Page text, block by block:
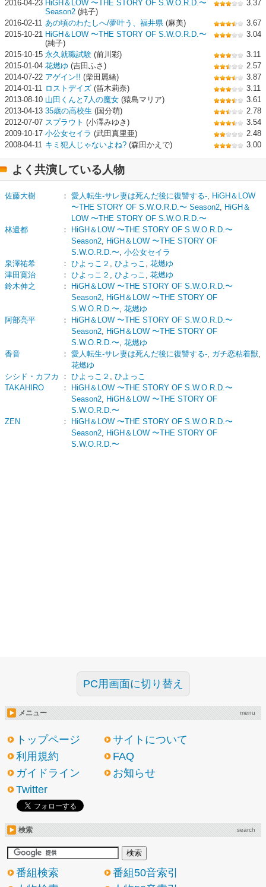
2016-04-23 HiGH＆LOW 〜THE STORY OF S.W.O.R.D.〜
Season2 (純子)
3.37
2016-02-11 あの頃のわたしへ/夢叶う、福井県 (麻美)
3.67
2015-10-21 HiGH＆LOW 〜THE STORY OF S.W.O.R.D.〜
(純子)
3.04
2015-10-15 永久就職試験 (前川彩)
3.11
2015-01-04 花燃ゆ (吉田ふさ)
2.57
2014-07-22 アゲイン!! (柴田麗緒)
3.87
2014-01-11 ロストデイズ (笛木莉奈)
3.11
2013-08-10 山田くんと7人の魔女 (猿島マリア)
3.61
2013-04-13 35歳の高校生 (国分萌)
2.78
2012-07-07 スプラウト (小澤みゆき)
3.54
2009-10-17 小公女セイラ (武田真里亜)
2.48
2008-04-11 キミ犯人じゃないよね? (森田かえで) 3.00
よく共演している人物
佐藤大樹 ： 愛人転生-サレ妻は死んだ後に復讐する-, HiGH＆LOW
〜THE STORY OF S.W.O.R.D.〜 Season2, HiGH＆
LOW 〜THE STORY OF S.W.O.R.D.〜
林遣都
：
HiGH＆LOW 〜THE STORY OF S.W.O.R.D.〜
Season2, HiGH＆LOW 〜THE STORY OF
S.W.O.R.D.〜, 小公女セイラ
泉澤祐希
： ひよっこ２ , ひよっこ , 花燃ゆ
津田寛治
： ひよっこ２ , ひよっこ , 花燃ゆ
鈴木伸之
：
HiGH＆LOW 〜THE STORY OF S.W.O.R.D.〜
Season2, HiGH＆LOW 〜THE STORY OF
S.W.O.R.D.〜, 花燃ゆ
阿部亮平
：
HiGH＆LOW 〜THE STORY OF S.W.O.R.D.〜
Season2, HiGH＆LOW 〜THE STORY OF
S.W.O.R.D.〜, 花燃ゆ
香音
： 愛人転生-サレ妻は死んだ後に復讐する-, ガチ恋粘着獣,
花燃ゆ
シシド・カフカ
： ひよっこ２ , ひよっこ
TAKAHIRO
：
HiGH＆LOW 〜THE STORY OF S.W.O.R.D.〜
Season2, HiGH＆LOW 〜THE STORY OF
S.W.O.R.D.〜
ZEN
：
HiGH＆LOW 〜THE STORY OF S.W.O.R.D.〜
Season2, HiGH＆LOW 〜THE STORY OF
S.W.O.R.D.〜
PC用画面に切り替え
メニュー menu
トップページ
サイトについて
利用規約
FAQ
ガイドライン
お知らせ
Twitter
検索 search
番組検索
番組50音索引